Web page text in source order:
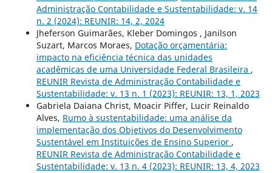
Administração Contabilidade e Sustentabilidade: v. 14
n. 2 (2024): REUNIR: 14, 2, 2024
Jheferson Guimarães, Kleber Domingos , Janilson
Suzart, Marcos Moraes, Dotação orçamentária:
impacto na eficiência técnica das unidades
acadêmicas de uma Universidade Federal Brasileira ,
REUNIR Revista de Administração Contabilidade e
Sustentabilidade: v. 13 n. 1 (2023): REUNIR: 13, 1, 2023
Gabriela Daiana Christ, Moacir Piffer, Lucir Reinaldo
Alves, Rumo à sustentabilidade: uma análise da
implementação dos Objetivos do Desenvolvimento
Sustentável em Instituições de Ensino Superior ,
REUNIR Revista de Administração Contabilidade e
Sustentabilidade: v. 13 n. 4 (2023): REUNIR: 13, 4, 2023